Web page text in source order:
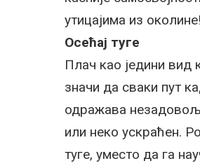
утицајима из околине!
Осећај туге
Плач као једини вид
значи да сваки пут
одражава
или неко ускраћен.
туге, уместо да га